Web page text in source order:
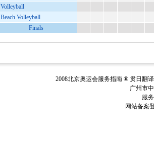
Volleyball
Beach Volleyball
Finals
2008北京奥运会服务指南 ® 贯日翻
广州市
服
网站备案